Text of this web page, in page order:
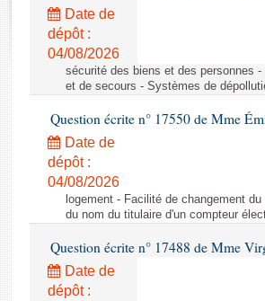
Rapports législatifs
Rapports sur l'application des lois
Baromètre de l’application des lois
Dossiers législatifs
Budget et sécurité sociale
Questions écrites et orales
Comptes rendus des débats
Date de
dépôt :
04/08/2026
sécurité des biens et des personnes
et de secours - Systèmes de
Question écrite n° 17550 de Mme
Date de
dépôt :
04/08/2026
logement - Facilité de changement
du nom du titulaire d'un compteur
Question écrite n° 17488 de Mme
Date de
dépôt :